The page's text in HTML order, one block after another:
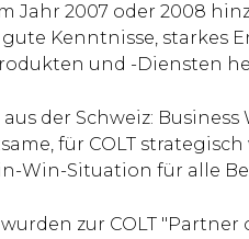
Jahr 2007 oder 2008
Kenntnisse, starkes
und -Diensten
der Schweiz: Business
für COLT
Win-Situation für alle
zur COLT "Partner